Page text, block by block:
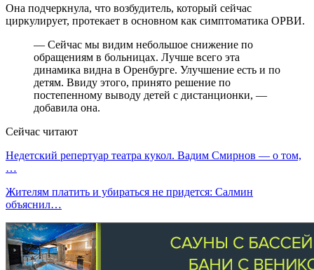
Она подчеркнула, что возбудитель, который сейчас
циркулирует, протекает в основном как симптоматика ОРВИ.
— Сейчас мы видим небольшое снижение по
обращениям в больницах. Лучше всего эта
динамика видна в Оренбурге. Улучшение есть и по
детям. Ввиду этого, принято решение по
постепенному выводу детей с дистанционки, —
добавила она.
Сейчас читают
Недетский репертуар театра кукол. Вадим Смирнов — о том,
…
Жителям платить и убираться не придется: Салмин
объяснил…